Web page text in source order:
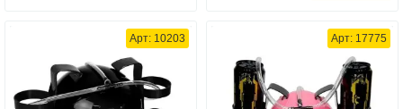
Арт: 10203 Арт: 17775